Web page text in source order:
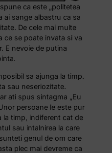
ca este „politetea
ai sange albastru ca sa
De cele mai multe
ce se poate invata si va
E nevoie de putina
sa ajunga la timp.
sau neseriozitate.
ati spus sintagma „Eu
persoane le este pur
la timp, indiferent cat de
sau intalnirea la care
genul de om care
plec mai devreme ca